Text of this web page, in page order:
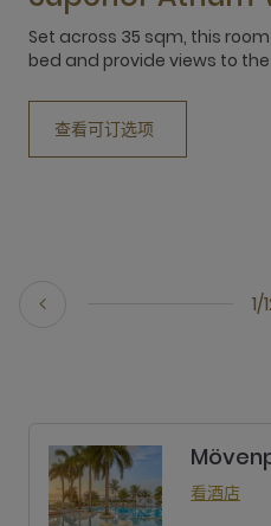
1/
Set across 35 sqm, this
bed and provide views to
查看可订选项
看酒店